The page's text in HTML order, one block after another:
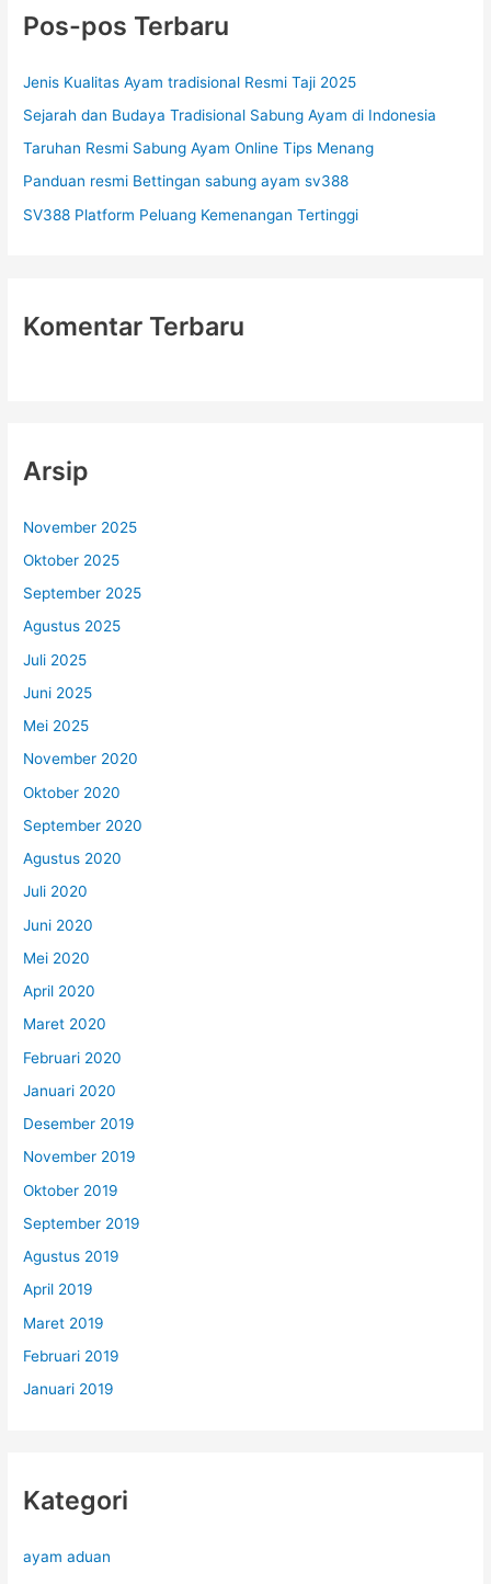
n
u
k
:
Pos-pos Terbaru
Jenis Kualitas Ayam tradisional Resmi Taji 2025
Sejarah dan Budaya Tradisional Sabung Ayam di Indonesia
Taruhan Resmi Sabung Ayam Online Tips Menang
Panduan resmi Bettingan sabung ayam sv388
SV388 Platform Peluang Kemenangan Tertinggi
Komentar Terbaru
Arsip
November 2025
Oktober 2025
September 2025
Agustus 2025
Juli 2025
Juni 2025
Mei 2025
November 2020
Oktober 2020
September 2020
Agustus 2020
Juli 2020
Juni 2020
Mei 2020
April 2020
Maret 2020
Februari 2020
Januari 2020
Desember 2019
November 2019
Oktober 2019
September 2019
Agustus 2019
April 2019
Maret 2019
Februari 2019
Januari 2019
Kategori
ayam aduan